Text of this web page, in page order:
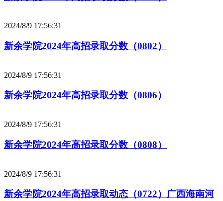
2024/8/9 17:56:31
新余学院2024年高招录取分数（0802）
2024/8/9 17:56:31
新余学院2024年高招录取分数（0806）
2024/8/9 17:56:31
新余学院2024年高招录取分数（0808）
2024/8/9 17:56:31
新余学院2024年高招录取动态（0722）广西海南河